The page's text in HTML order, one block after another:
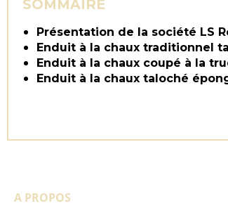
SOMMAIRE
Présentation de la société LS
Enduit à la chaux traditionnel
Enduit à la chaux coupé à la
Enduit à la chaux taloché
A PROPOS